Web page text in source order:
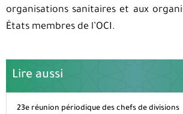
organisations sanitaires et aux
États membres de l’OCI.
Lire aussi
23e réunion périodique des chefs de divisions